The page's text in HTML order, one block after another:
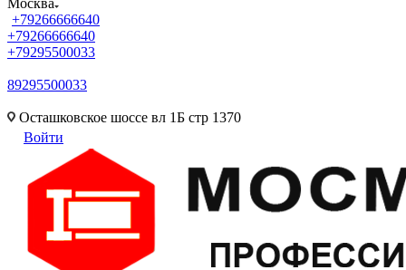
Москва
+79266666640
+79266666640
+79295500033
89295500033
Осташковское шоссе вл 1Б стр 1370
Войти